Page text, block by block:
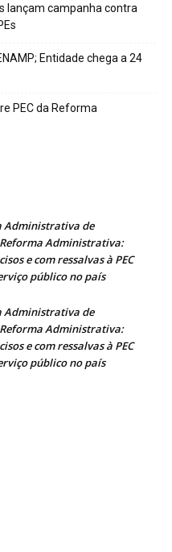
lançam campanha contra
Entidade chega a 24
PEC da Reforma
Administrativa de
Reforma Administrativa:
e com ressalvas à PEC
público no país
Administrativa de
Reforma Administrativa:
e com ressalvas à PEC
público no país